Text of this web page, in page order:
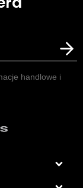
handlowe i